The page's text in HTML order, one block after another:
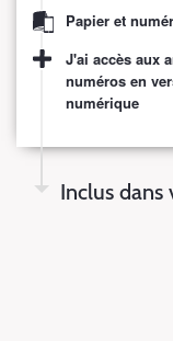
Papier et
J'ai accès aux
numéros en
numérique
Inclus